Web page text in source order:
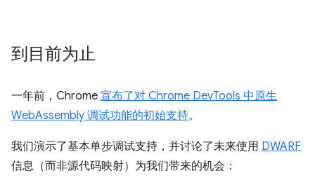
到目前为止
一年前，Chrome 宣布了对 Chrome DevTools 中原生
WebAssembly 调试功能的初始支持。
我们演示了基本单步调试支持，并讨论了未来使用 DWARF
信息（而非源代码映射）为我们带来的机会：